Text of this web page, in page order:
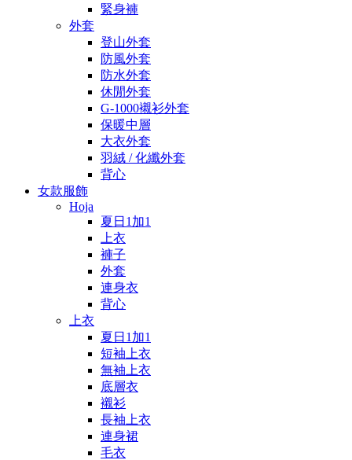
緊身褲
外套
登山外套
防風外套
防水外套
休閒外套
G-1000襯衫外套
保暖中層
大衣外套
羽絨 / 化纖外套
背心
女款服飾
Hoja
夏日1加1
上衣
褲子
外套
連身衣
背心
上衣
夏日1加1
短袖上衣
無袖上衣
底層衣
襯衫
長袖上衣
連身裙
毛衣